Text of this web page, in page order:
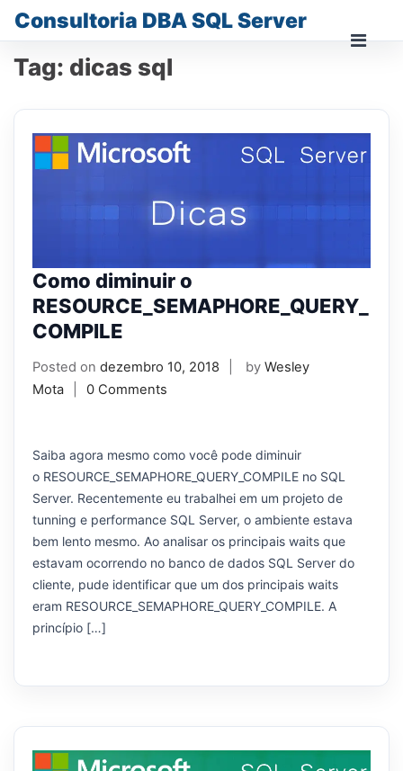
content
Consultoria DBA SQL Server
Tag: dicas sql
Como diminuir o
RESOURCE_SEMAPHORE_QUERY_
COMPILE
Posted on dezembro 10, 2018 by Wesley
Mota
0 Comments
Saiba agora mesmo como você pode diminuir
o RESOURCE_SEMAPHORE_QUERY_COMPILE no SQL
Server. Recentemente eu trabalhei em um projeto de
tunning e performance SQL Server, o ambiente estava
bem lento mesmo. Ao analisar os principais waits que
estavam ocorrendo no banco de dados SQL Server do
cliente, pude identificar que um dos principais waits
eram RESOURCE_SEMAPHORE_QUERY_COMPILE. A
princípio […]